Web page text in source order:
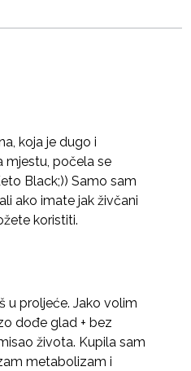
koja je dugo i
mjestu, počela se
Black;)) Samo sam
ako imate jak živčani
koristiti.
u proljeće. Jako volim
dođe glad + bez
života. Kupila sam
metabolizam i